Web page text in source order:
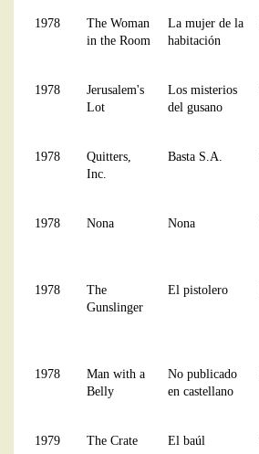
1978
The Woman
in the Room
La mujer de la
habitación
1978
Jerusalem's
Lot
Los misterios
del gusano
1978
Quitters,
Inc.
Basta S.A.
1978 Nona Nona
1978
The
Gunslinger
El pistolero
1978
Man with a
Belly
No publicado
en castellano
1979 The Crate El baúl